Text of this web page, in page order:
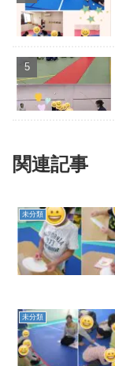
関連記事
未分類
未分類